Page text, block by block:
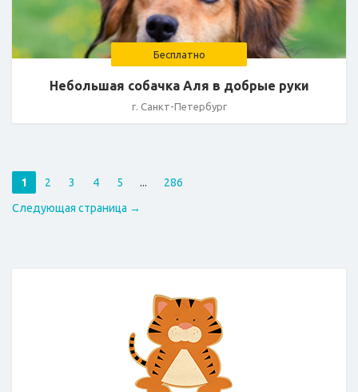
Бесплатно
Небольшая собачка Аля в добрые руки
г. Санкт-Петербург
1 2 3 4 5 ...
286
Следующая страница →